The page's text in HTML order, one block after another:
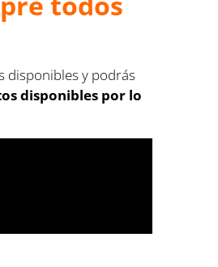
disponibles y podrás
disponibles por lo